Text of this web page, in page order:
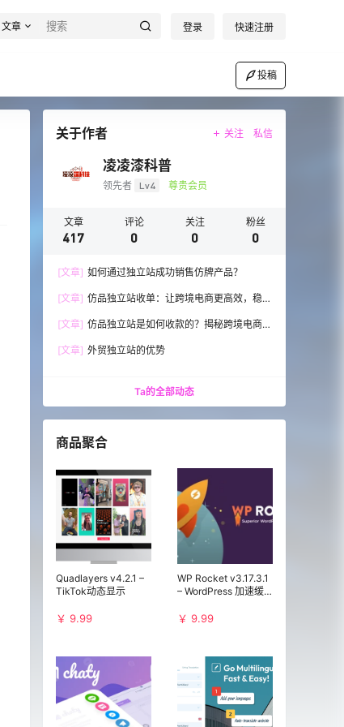
文章 登录 快速注册
投稿
关于作者 关注 私信
凌凌漆科普
领先者 Lv4 尊贵会员
文章
417
评论
0
关注
0
粉丝
0
[文章] 如何通过独立站成功销售仿牌产品？
[文章] 仿品独立站收单：让跨境电商更高效，稳
[文章] 仿品独立站是如何收款的？揭秘跨境电商
[文章] 外贸独立站的优势
Ta的全部动态
商品聚合
Quadlayers v4.2.1 –
TikTok动态显示
￥ 9.99
WP Rocket v3.17.3.1
– WordPress 加速缓
￥ 9.99